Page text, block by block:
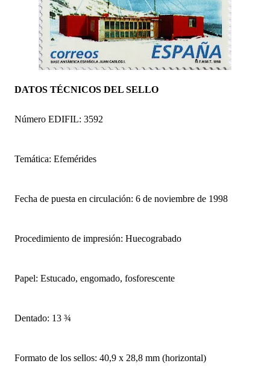
DATOS TÉCNICOS DEL SELLO
Número EDIFIL: 3592
Temática: Efemérides
Fecha de puesta en circulación: 6 de noviembre de 1998
Procedimiento de impresión: Huecograbado
Papel: Estucado, engomado, fosforescente
Dentado: 13 ¾
Formato de los sellos: 40,9 x 28,8 mm (horizontal)